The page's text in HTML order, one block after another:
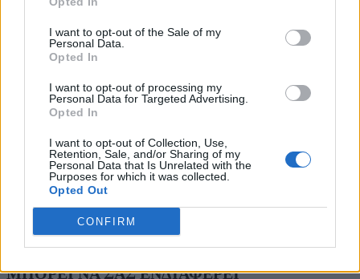
I want to opt-out of the Sale of my
Personal Data.
Opted In
I want to opt-out of processing my
Personal Data for Targeted Advertising.
Opted In
I want to opt-out of Collection, Use,
Retention, Sale, and/or Sharing of my
Personal Data that Is Unrelated with the
Purposes for which it was collected.
Opted Out
CONFIRM
ΜΠΟΡΕΙ ΝΑ ΣΑΣ ΕΝΔΙΑΦΕΡΕΙ